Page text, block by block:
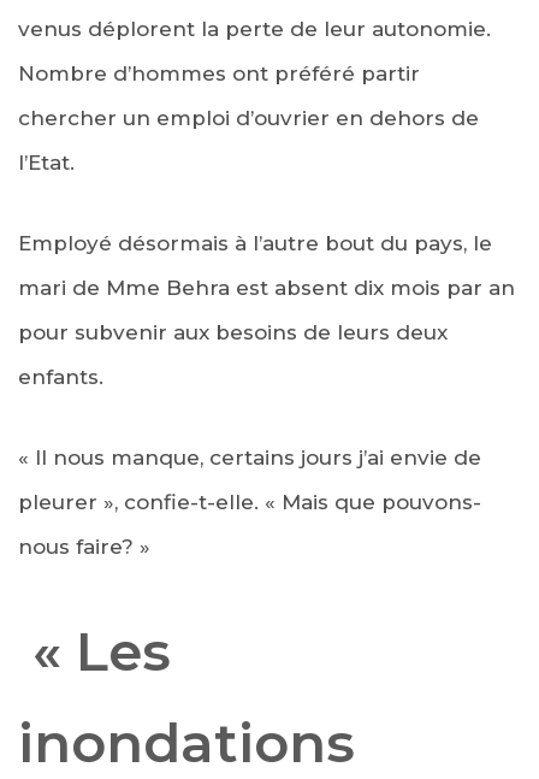
venus déplorent la perte de leur autonomie.
Nombre d’hommes ont préféré partir
chercher un emploi d’ouvrier en dehors de
l’Etat.
Employé désormais à l’autre bout du pays, le
mari de Mme Behra est absent dix mois par an
pour subvenir aux besoins de leurs deux
enfants.
« Il nous manque, certains jours j’ai envie de
pleurer », confie-t-elle. « Mais que pouvons-
nous faire? »
« Les
inondations